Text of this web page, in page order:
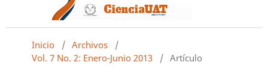
Inicio / Archivos
/
Vol. 7 No. 2: Enero-Junio 2013
/ Artículo